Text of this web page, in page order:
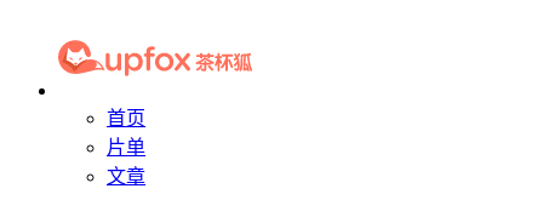
首页
片单
文章